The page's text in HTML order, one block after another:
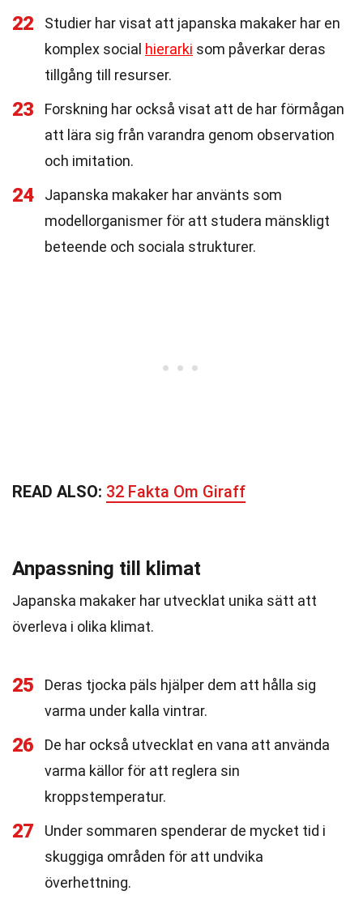
22
Studier har visat att japanska makaker har en
komplex social hierarki som påverkar deras
tillgång till resurser.
23
Forskning har också visat att de har förmågan
att lära sig från varandra genom observation
och imitation.
24
Japanska makaker har använts som
modellorganismer för att studera mänskligt
beteende och sociala strukturer.
READ ALSO: 32 Fakta Om Giraff
Anpassning till klimat
Japanska makaker har utvecklat unika sätt att
överleva i olika klimat.
25
Deras tjocka päls hjälper dem att hålla sig
varma under kalla vintrar.
26
De har också utvecklat en vana att använda
varma källor för att reglera sin
kroppstemperatur.
27
Under sommaren spenderar de mycket tid i
skuggiga områden för att undvika
överhettning.